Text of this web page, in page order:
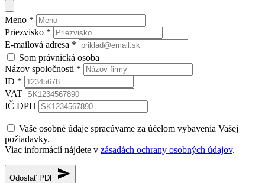
Meno *
Priezvisko *
E-mailová adresa *
Som právnická osoba
Názov spoločnosti *
ID *
VAT
IČ DPH
Vaše osobné údaje spracúvame za účelom vybavenia Vašej
požiadavky.
Viac informácií nájdete v zásadách ochrany osobných údajov.
Odoslať PDF